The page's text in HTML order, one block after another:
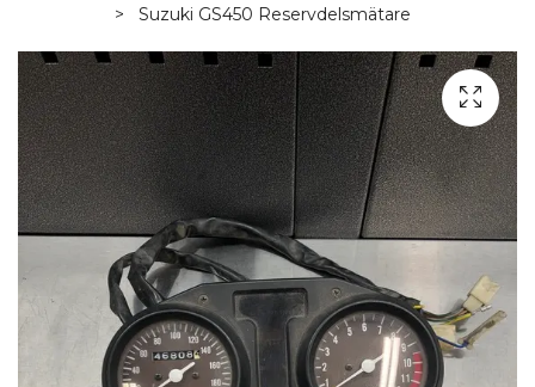
Suzuki GS450 Reservdelsmätare